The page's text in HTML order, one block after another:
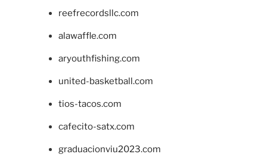
reefrecordsllc.com
alawaffle.com
aryouthfishing.com
united-basketball.com
tios-tacos.com
cafecito-satx.com
graduacionviu2023.com